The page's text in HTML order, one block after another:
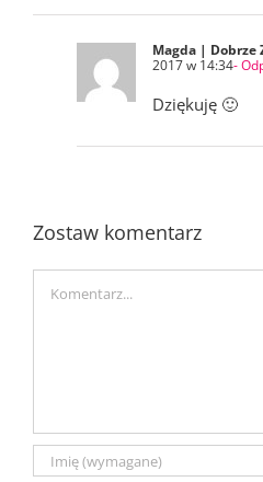
Magda | Dobrze
2017 w 14:34-
Dziękuję 🙂
Zostaw komentarz